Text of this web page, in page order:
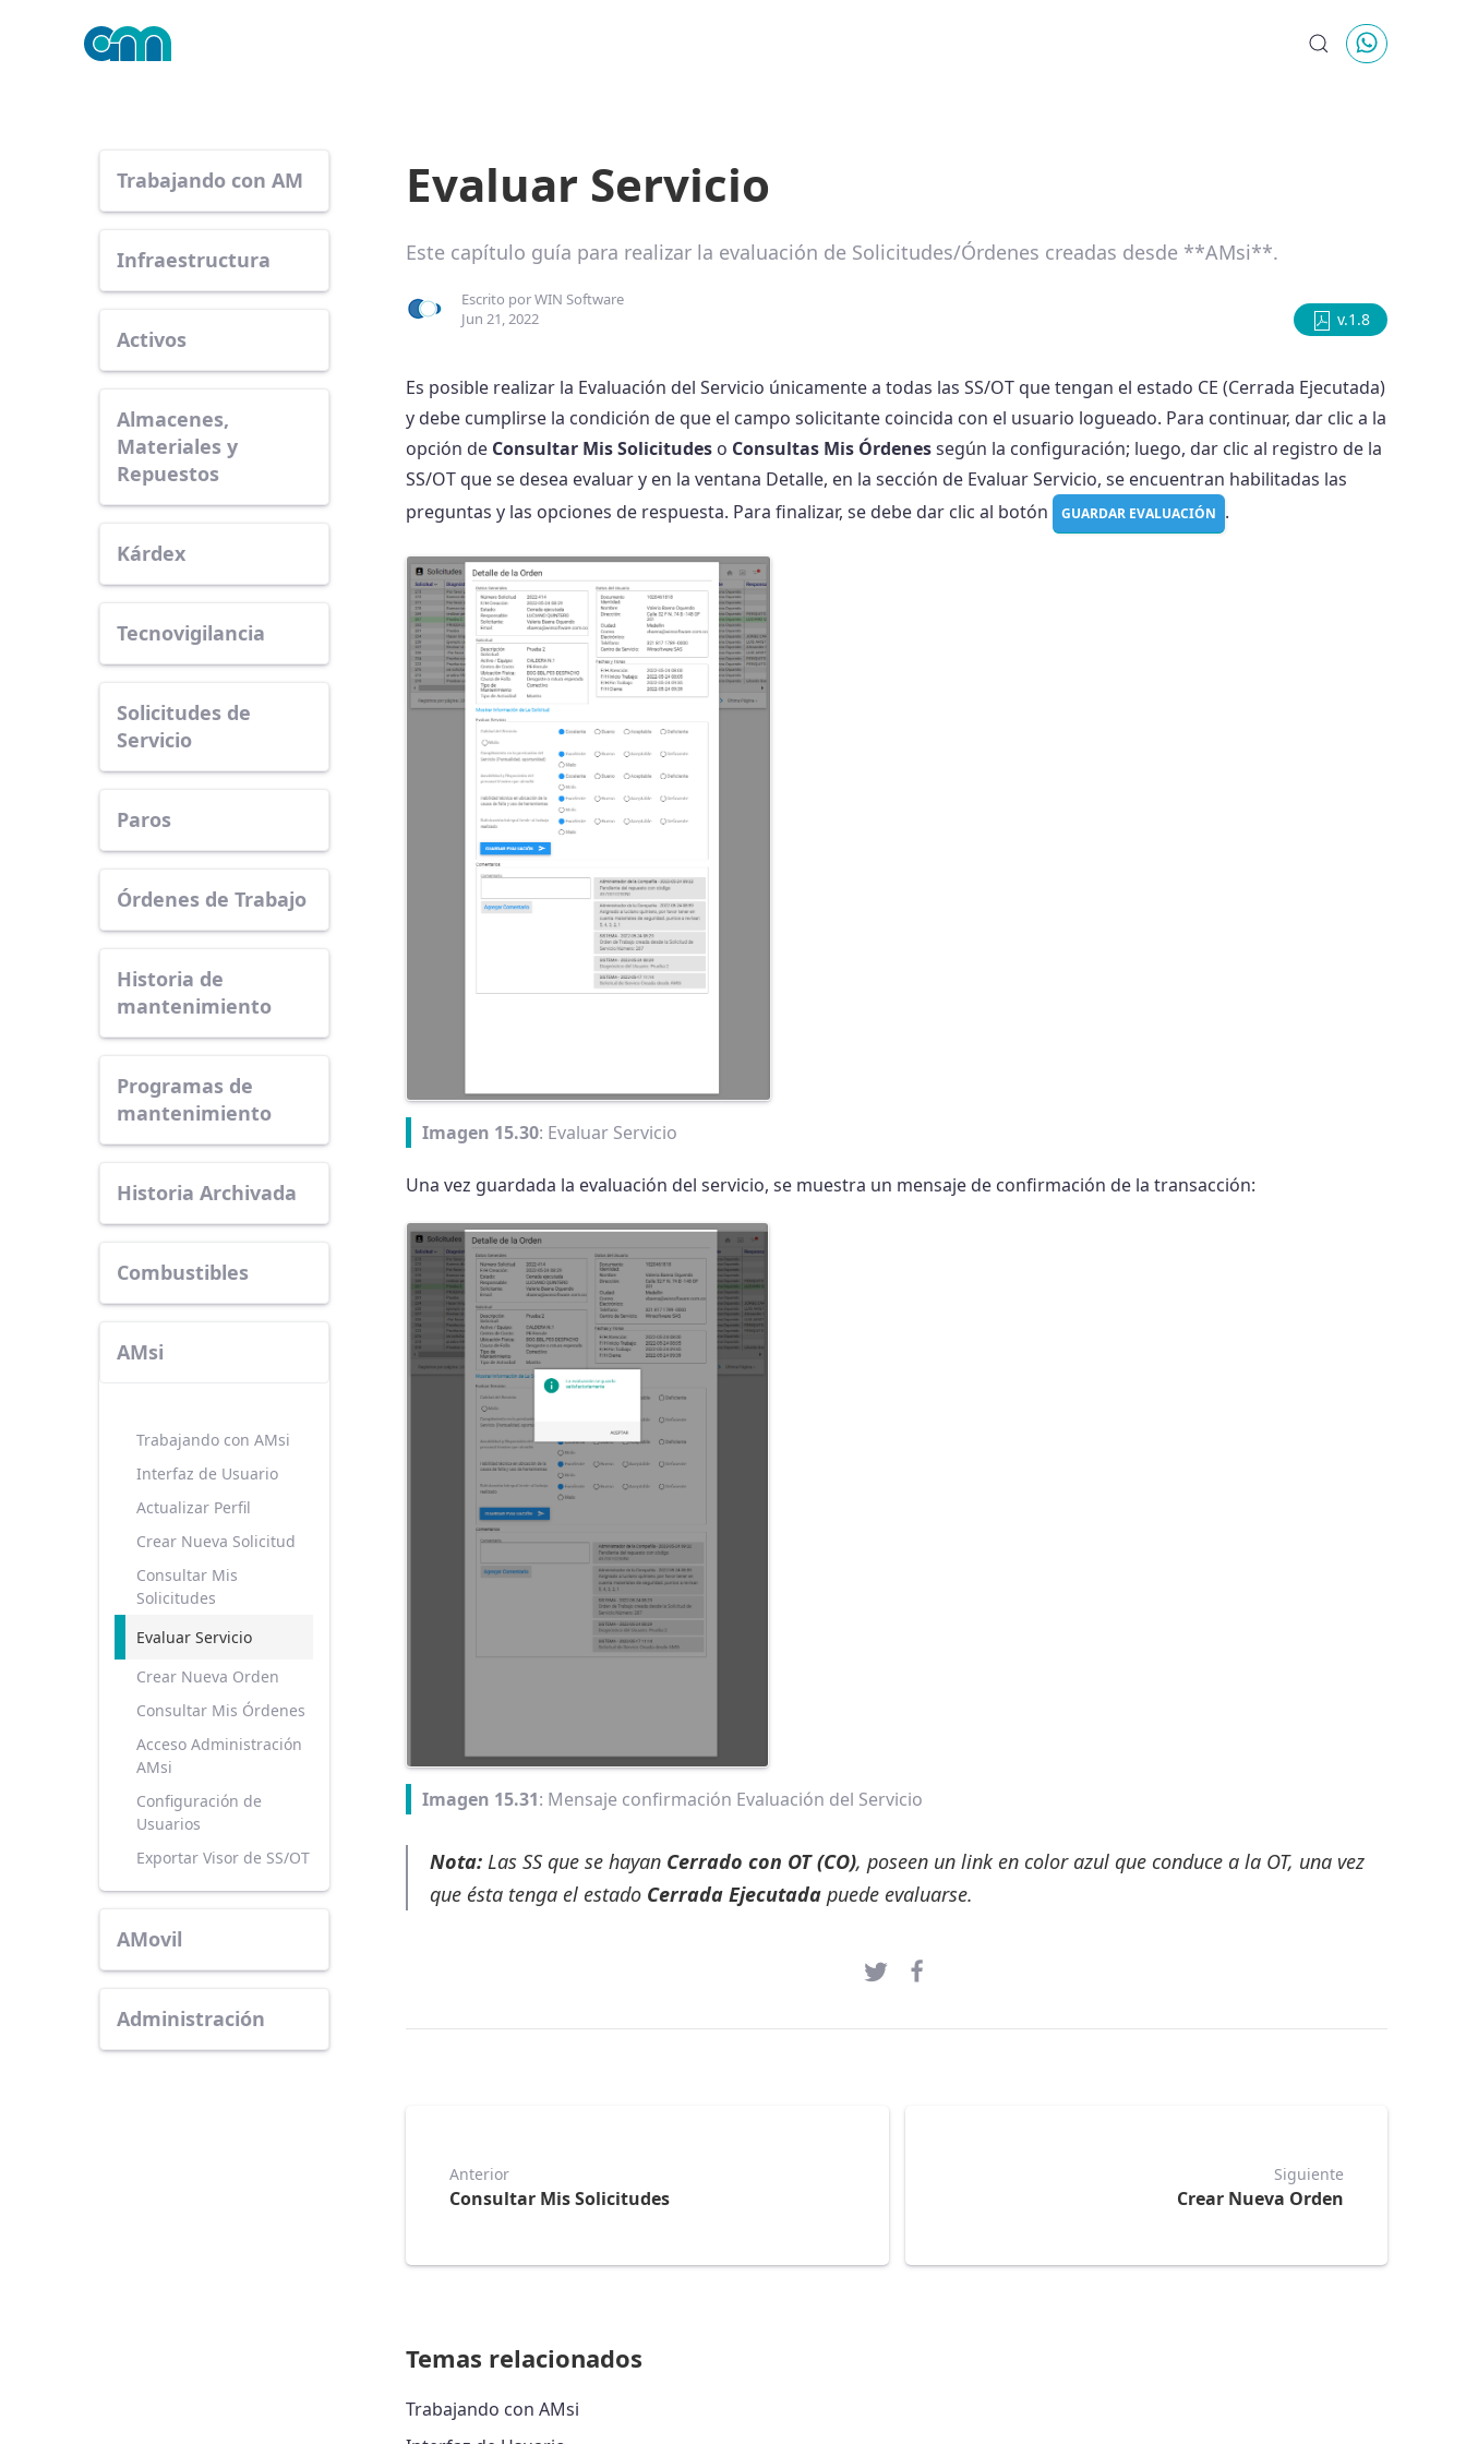
Trabajando con AM
Infraestructura
Activos
Almacenes,
Materiales y
Repuestos
Kárdex
Tecnovigilancia
Solicitudes de
Servicio
Paros
Órdenes de Trabajo
Historia de
mantenimiento
Programas de
mantenimiento
Historia Archivada
Combustibles
AMsi
Trabajando con AMsi
Interfaz de Usuario
Actualizar Perfil
Crear Nueva Solicitud
Consultar Mis
Solicitudes
Evaluar Servicio
Crear Nueva Orden
Consultar Mis Órdenes
Acceso Administración
AMsi
Configuración de
Usuarios
Exportar Visor de SS/OT
AMovil
Administración
Evaluar Servicio
Este capítulo guía para realizar la evaluación de Solicitudes/Órdenes creadas desde **AMsi**.
Escrito porWIN Software
Jun 21, 2022
v.1.8
Es posible realizar la Evaluación del Servicio únicamente a todas las SS/OT que tengan el estado CE (Cerrada Ejecutada)
y debe cumplirse la condición de que el campo solicitante coincida con el usuario logueado. Para continuar, dar clic a la
opción de Consultar Mis Solicitudes o Consultas Mis Órdenessegún la configuración; luego, dar clic al registro de la
SS/OT que se desea evaluar y en la ventana Detalle, en la sección de Evaluar Servicio, se encuentran habilitadas las
preguntas y las opciones de respuesta. Para finalizar, se debe dar clic al botón
GUARDAR EVALUACIÓN .
Imagen 15.30: Evaluar Servicio
Una vez guardada la evaluación del servicio, se muestra un mensaje de confirmación de la transacción:
Imagen 15.31: Mensaje confirmación Evaluación del Servicio
Nota: Las SS que se hayan Cerrado con OT (CO), poseen un link en color azul que conduce a la OT, una vez
que ésta tenga el estado Cerrada Ejecutada puede evaluarse.
Anterior
Consultar Mis Solicitudes
Siguiente
Crear Nueva Orden
Temas relacionados
Trabajando con AMsi